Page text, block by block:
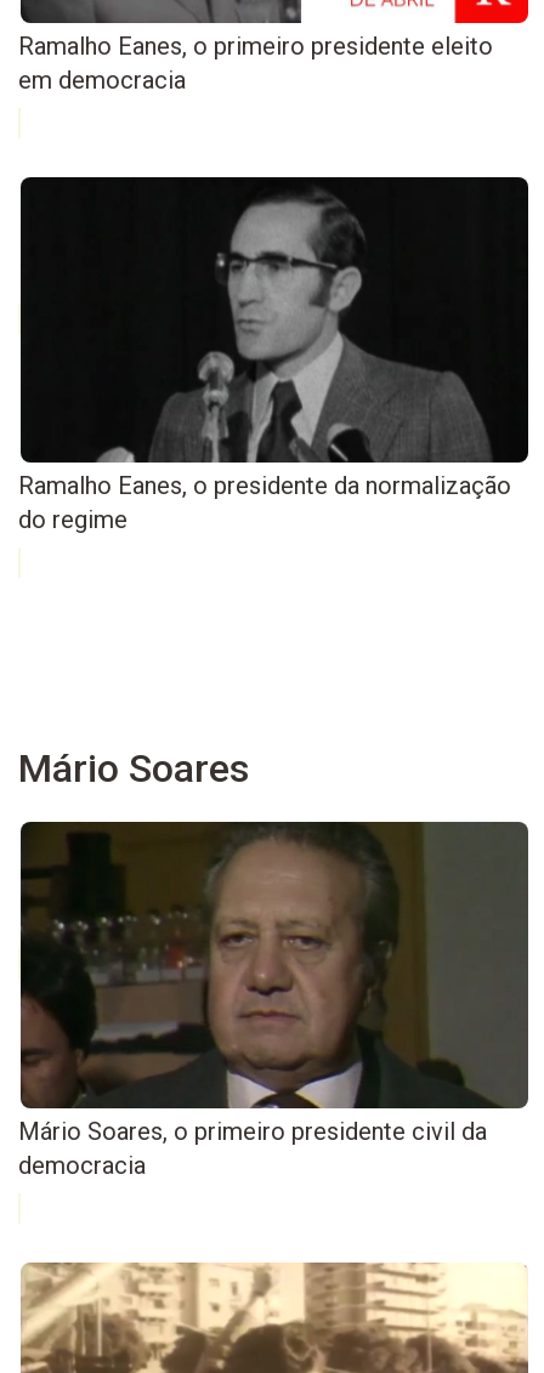
Ramalho Eanes, o primeiro presidente eleito
em democracia
Ramalho Eanes, o presidente da normalização
do regime
Mário Soares
Mário Soares, o primeiro presidente civil da
democracia